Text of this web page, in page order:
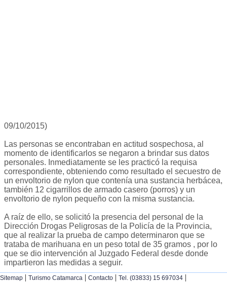
09/10/2015)
Las personas se encontraban en actitud sospechosa, al
momento de identificarlos se negaron a brindar sus datos
personales. Inmediatamente se les practicó la requisa
correspondiente, obteniendo como resultado el secuestro de
un envoltorio de nylon que contenía una sustancia herbácea,
también 12 cigarrillos de armado casero (porros) y un
envoltorio de nylon pequeño con la misma sustancia.
A raíz de ello, se solicitó la presencia del personal de la
Dirección Drogas Peligrosas de la Policía de la Provincia,
que al realizar la prueba de campo determinaron que se
trataba de marihuana en un peso total de 35 gramos , por lo
que se dio intervención al Juzgado Federal desde donde
impartieron las medidas a seguir.
Sitemap | Turismo Catamarca | Contacto | Tel. (03833) 15 697034 |